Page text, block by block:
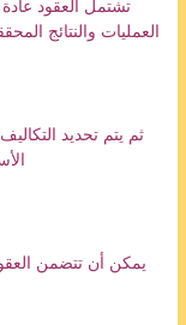
تشتمل العقود
العمليات والنتائج
ثم يتم تحديد
يمكن أن تتضمن